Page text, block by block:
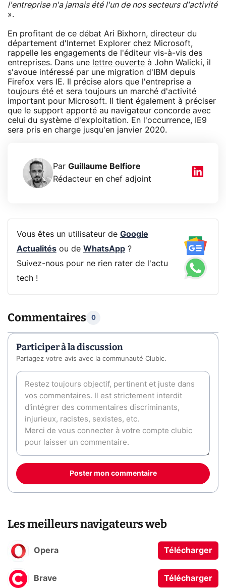
l'entreprise n'a jamais été l'un de nos secteurs d'activité
».
En profitant de ce débat Ari Bixhorn, directeur du
département d'Internet Explorer chez Microsoft,
rappelle les engagements de l'éditeur vis-à-vis des
entreprises. Dans une lettre ouverte à John Walicki, il
s'avoue intéressé par une migration d'IBM depuis
Firefox vers IE. Il précise alors que l'entreprise a
toujours été et sera toujours un marché d'activité
important pour Microsoft. Il tient également à préciser
que le support apporté au navigateur concorde avec
celui du système d'exploitation. En l'occurrence, IE9
sera pris en charge jusqu'en janvier 2020.
Par Guillaume Belfiore
Rédacteur en chef adjoint
Vous êtes un utilisateur de Google
Actualitésou de WhatsApp?
Suivez-nous pour ne rien rater de l'actu
tech !
Commentaires 0
Participer à la discussion
Partagez votre avis avec la communauté Clubic.
Poster mon commentaire
Les meilleurs navigateurs web
Opera Télécharger
Brave Télécharger